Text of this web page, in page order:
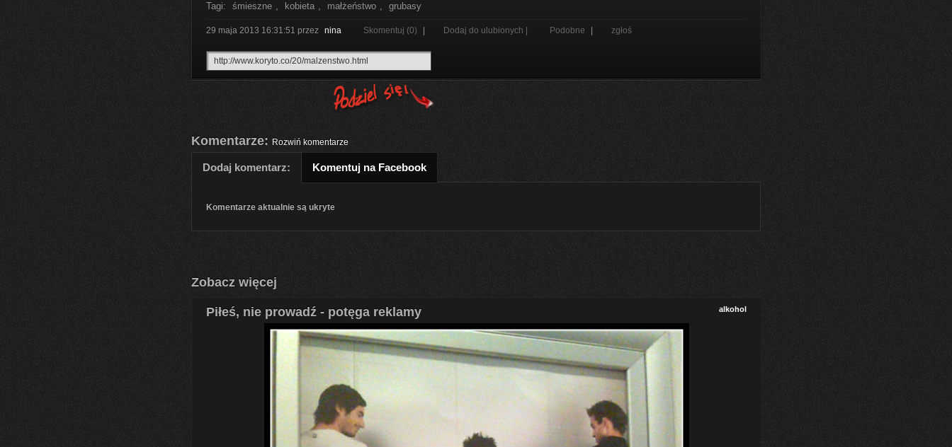
Tagi: śmieszne , kobieta , małżeństwo , grubasy
29 maja 2013 16:31:51 przez nina Skomentuj (0) Dodaj do ulubionych | Podobne zgłoś
Komentarze: Rozwiń komentarze
Dodaj komentarz: Komentuj na Facebook
Komentarze aktualnie są ukryte
Zobacz więcej
alkohol
Piłeś, nie prowadź - potęga reklamy